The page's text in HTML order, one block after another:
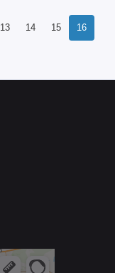
13 14 15 16